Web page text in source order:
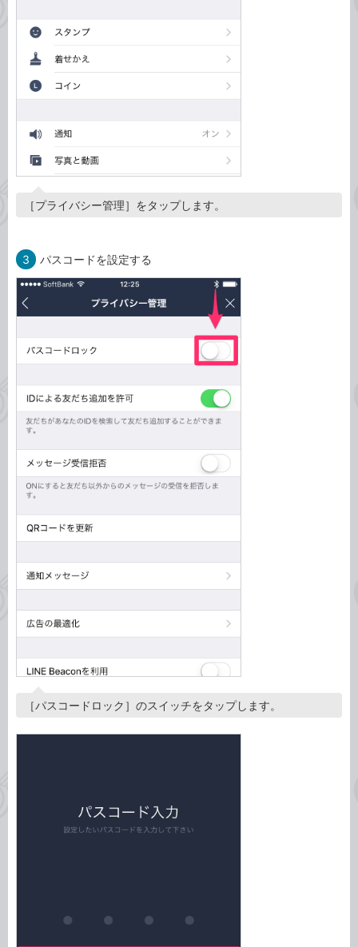
［プライバシー管理］をタップします。
3 パスコードを設定する
［パスコードロック］のスイッチをタップします。